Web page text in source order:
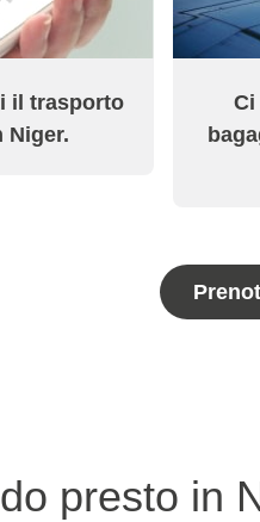
il trasporto
Niger.
Ci
presto in